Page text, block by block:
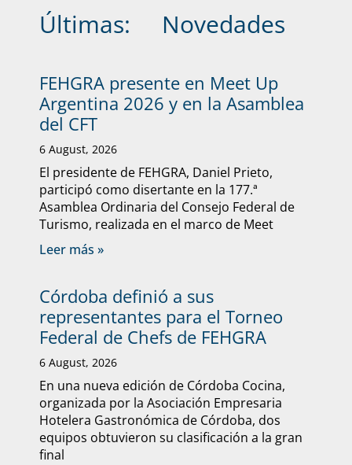
Últimas: Novedades
FEHGRA presente en Meet Up
Argentina 2026 y en la Asamblea
del CFT
6 August, 2026
El presidente de FEHGRA, Daniel Prieto,
participó como disertante en la 177.ª
Asamblea Ordinaria del Consejo Federal de
Turismo, realizada en el marco de Meet
Leer más »
Córdoba definió a sus
representantes para el Torneo
Federal de Chefs de FEHGRA
6 August, 2026
En una nueva edición de Córdoba Cocina,
organizada por la Asociación Empresaria
Hotelera Gastronómica de Córdoba, dos
equipos obtuvieron su clasificación a la gran
final